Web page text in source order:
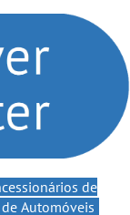
descontos de
de
Automóveis